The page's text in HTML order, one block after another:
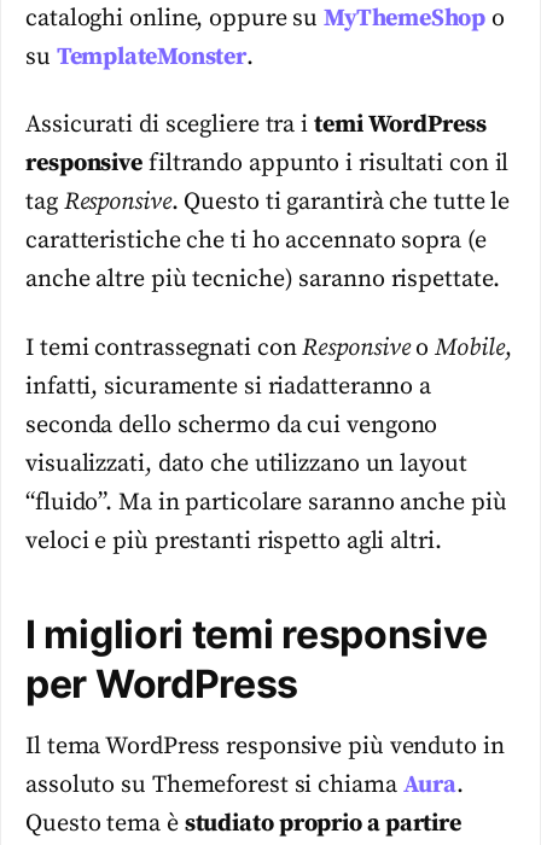
cataloghi online, oppure suMyThemeShop o
su TemplateMonster.
Assicurati di scegliere tra i temiWordPress
responsive filtrando appunto i risultati con il
tag Responsive. Questo ti garantirà che tutte le
caratteristiche che ti ho accennato sopra (e
anche altre più tecniche) saranno rispettate.
I temicontrassegnati conResponsiveoMobile,
infatti, sicuramente si riadatteranno a
seconda dello schermo da cui vengono
visualizzati, dato che utilizzano un layout
“fluido”. Ma in particolare saranno anche più
veloci e più prestanti rispetto agli altri.
I migliori temi responsive
per WordPress
Il tema WordPress responsive più venduto in
assoluto su Themeforest si chiama Aura.
Questo tema è studiato proprio a partire